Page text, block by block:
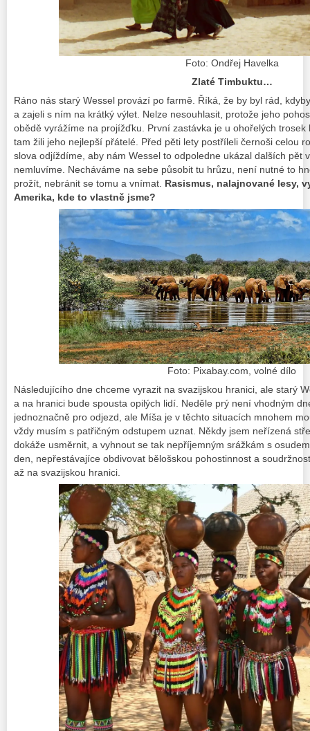
Foto: Ondřej Havelka
Zlaté Timbuktu…
Ráno nás starý Wessel provází po farmě. Říká, že by byl rád,
a zajeli s ním na krátký výlet. Nelze nesouhlasit, protože jeho
obědě vyrážíme na projížďku. První zastávka je u ohořelých trosek
tam žili jeho nejlepší přátelé. Před pěti lety postříleli černoši celou
slova odjíždíme, aby nám Wessel to odpoledne ukázal dalších pět
nemluvíme. Necháváme na sebe působit tu hrůzu, není nutné to
prožít, nebránit se tomu a vnímat. Rasismus, nalajnované lesy,
Amerika, kde to vlastně jsme?
Foto: Pixabay.com, volné dílo
Následujícího dne chceme vyrazit na svazijskou hranici, ale starý
a na hranici bude spousta opilých lidí. Neděle prý není vhodným
jednoznačně pro odjezd, ale Míša je v těchto situacích mnohem
vždy musím s patřičným odstupem uznat. Někdy jsem neřízená
dokáže usměrnit, a vyhnout se tak nepříjemným srážkám s
den, nepřestávajíce obdivovat bělošskou pohostinnost a
až na svazijskou hranici.